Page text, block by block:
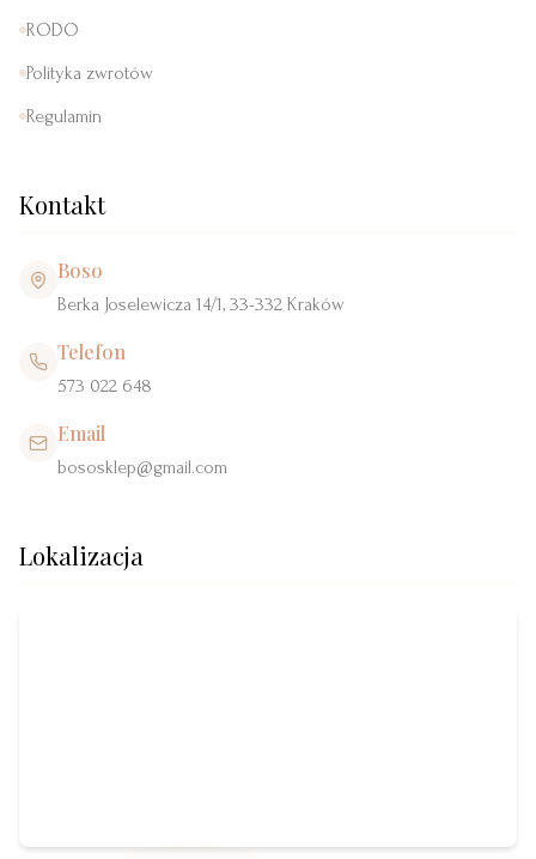
RODO
Polityka zwrotów
Regulamin
Kontakt
Boso
Berka Joselewicza 14/1, 33-332 Kraków
Telefon
573 022 648
Email
bososklep@gmail.com
Lokalizacja